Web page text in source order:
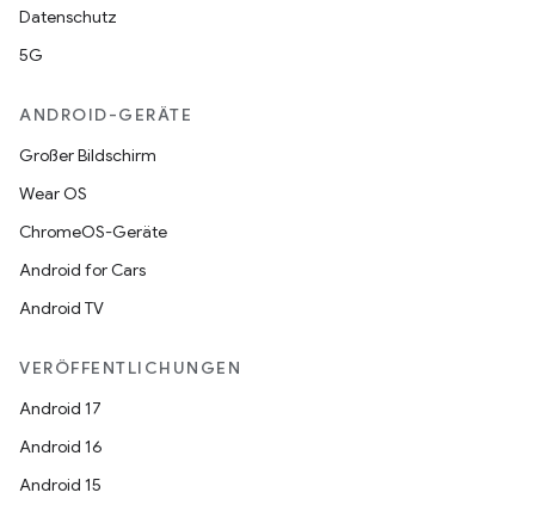
Datenschutz
5G
ANDROID-GERÄTE
Großer Bildschirm
Wear OS
ChromeOS-Geräte
Android for Cars
Android TV
VERÖFFENTLICHUNGEN
Android 17
Android 16
Android 15